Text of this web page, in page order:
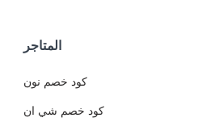
المتاجر
كود خصم نون
كود خصم شي ان